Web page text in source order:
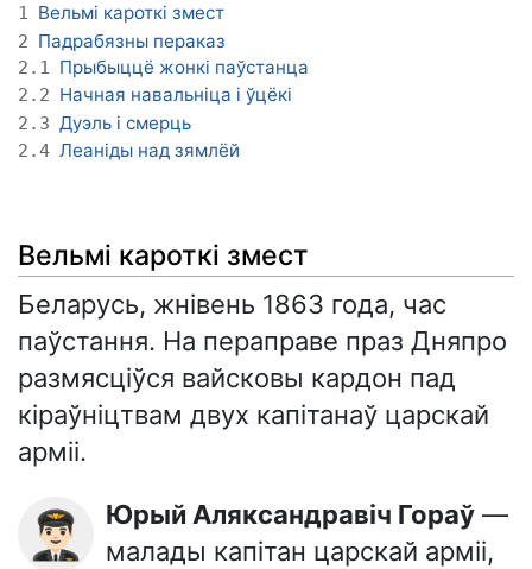
1 Вельмі кароткі змест
2 Падрабязны пераказ
2.1 Прыбыццё жонкі паўстанца
2.2 Начная навальніца і ўцёкі
2.3 Дуэль і смерць
2.4 Леаніды над зямлёй
Вельмі кароткі змест
Беларусь, жнівень 1863 года, час
паўстання. На пераправе праз Дняпро
размясціўся вайсковы кардон пад
кіраўніцтвам двух капітанаў царскай
арміі.
👨🏻‍✈️ Юрый Аляксандравіч Гораў —
малады капітан царскай арміі,